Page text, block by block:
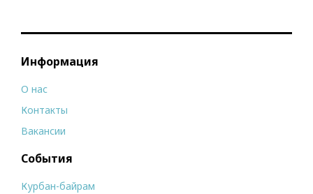
Информация
О нас
Контакты
Вакансии
События
Курбан-байрам